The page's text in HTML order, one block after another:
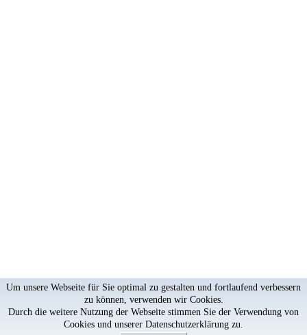
Um unsere Webseite für Sie optimal zu gestalten und fortlaufend verbessern
zu können, verwenden wir Cookies.
Durch die weitere Nutzung der Webseite stimmen Sie der Verwendung von
Cookies und unserer Datenschutzerklärung zu.